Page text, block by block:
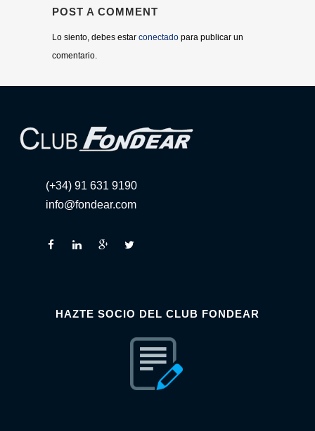
POST A COMMENT
Lo siento, debes estar conectado para publicar un
comentario.
(+34) 91 631 9190
info@fondear.com
HAZTE SOCIO DEL CLUB FONDEAR